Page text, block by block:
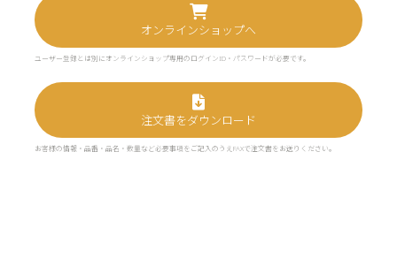
オンラインショップへ
ユーザー登録とは別にオンラインショップ専用のログインID・パスワードが必要です。
注文書をダウンロード
お客様の情報・品番・品名・数量など必要事項をご記入のうえFAXで注文書をお送りください。